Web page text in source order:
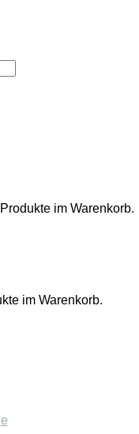
im Warenkorb.
im Warenkorb.